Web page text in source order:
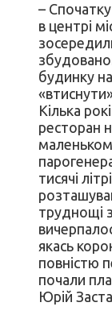
–
в центрі
будинку
Кілька
ресторан
тисячі
труднощі
якась
повністю
почали
Юрій